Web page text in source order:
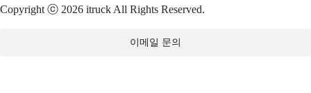
Copyright ⓒ 2026 itruck All Rights Reserved.
이메일 문의